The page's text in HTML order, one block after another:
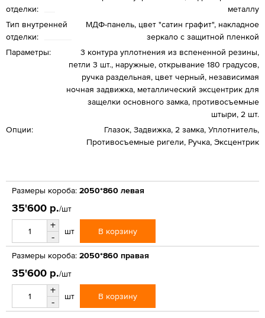
отделки:
металлу
Тип внутренней
отделки:
МДФ-панель, цвет "сатин графит", накладное
зеркало с защитной пленкой
Параметры:
3 контура уплотнения из вспененной резины,
петли 3 шт., наружные, открывание 180 градусов,
ручка раздельная, цвет черный, независимая
ночная задвижка, металлический эксцентрик для
защелки основного замка, противосъемные
штыри, 2 шт.
Опции:
Глазок, Задвижка, 2 замка, Уплотнитель,
Противосъемные ригели, Ручка, Эксцентрик
Размеры короба: 2050*860 левая
35'600 р./шт
+
-
шт В корзину
Размеры короба: 2050*860 правая
35'600 р./шт
+
-
шт В корзину